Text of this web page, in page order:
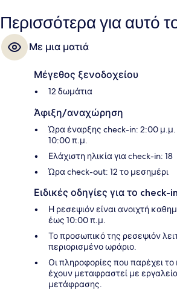
Περισσότερα για αυτό
Με μια ματιά
Μέγεθος ξενοδοχείου
12 δωμάτια
Άφιξη/αναχώρηση
Ώρα έναρξης check-in: 2:00
10:00 π.μ.
Ελάχιστη ηλικία για check-in: 18
Ώρα check-out: 12 το μεσημέρι
Ειδικές οδηγίες για το check-in
Η ρεσεψιόν είναι ανοιχτή
έως 10:00 π.μ.
Το προσωπικό της ρεσεψιόν
περιορισμένο ωράριο.
Οι πληροφορίες που παρέχει
έχουν μεταφραστεί με
μετάφρασης.